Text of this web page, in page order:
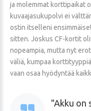
ja molemmat korttipaikat
kuvaajasukupolvi ei
ostin itselleni
sitten. Joskus CF-kortit
nopeampia, mutta nyt
väliä, kumpaa
vaan osaa hyödyntää
Akku on